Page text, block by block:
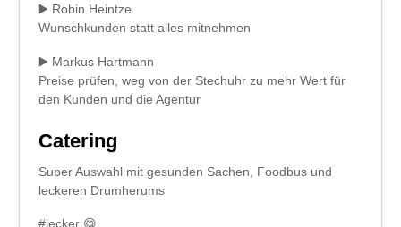
▶️ Robin Heintze
Wunschkunden statt alles mitnehmen
▶️ Markus Hartmann
Preise prüfen, weg von der Stechuhr zu mehr Wert für
den Kunden und die Agentur
Catering
Super Auswahl mit gesunden Sachen, Foodbus und
leckeren Drumherums
#lecker 😋